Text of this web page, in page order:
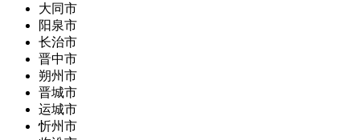
大同市
阳泉市
长治市
晋中市
朔州市
晋城市
运城市
忻州市